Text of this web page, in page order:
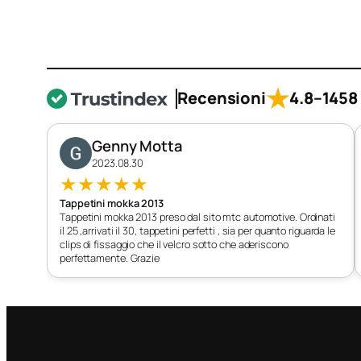
Recensioni★4.8–
Genny Motta
2023.08.30
★★★★★
Tappetini mokka 2013
Tappetini mokka 2013 preso dal sito mtc automotive. Ordinati
il 25 ,arrivati il 30, tappetini perfetti , sia per quanto riguarda le
clips di fissaggio che il velcro sotto che aderiscono
perfettamente. Grazie